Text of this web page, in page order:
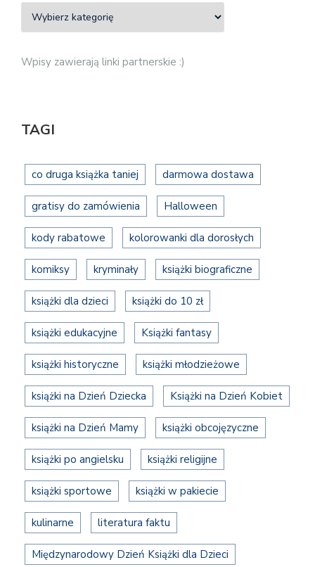
Wpisy zawierają linki partnerskie :)
TAGI
co druga książka taniej darmowa dostawa
gratisy do zamówienia Halloween
kody rabatowe kolorowanki dla dorosłych
komiksy kryminały książki biograficzne
książki dla dzieci książki do 10 zł
książki edukacyjne Książki fantasy
książki historyczne książki młodzieżowe
książki na Dzień Dziecka Książki na Dzień Kobiet
książki na Dzień Mamy książki obcojęzyczne
książki po angielsku książki religijne
książki sportowe książki w pakiecie
kulinarne literatura faktu
Międzynarodowy Dzień Książki dla Dzieci